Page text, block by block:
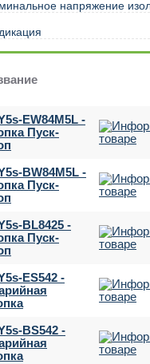
напряжение
EW84M5L -
Пуск-
BW84M5L -
Пуск-
BL8425 -
Пуск-
ES542 -
BS542 -